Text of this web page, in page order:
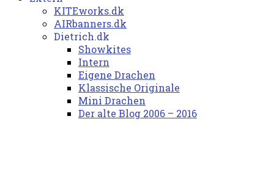
KITEworks.dk
AIRbanners.dk
Dietrich.dk
Showkites
Intern
Eigene Drachen
Klassische Originale
Mini Drachen
Der alte Blog 2006 – 2016